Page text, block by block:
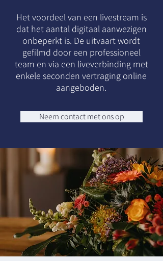
Het voordeel van een livestream is
dat het aantal digitaal aanwezigen
onbeperkt is. De uitvaart wordt
gefilmd door een professioneel
team en via een liveverbinding met
enkele seconden vertraging online
aangeboden.
Neem contact met ons op